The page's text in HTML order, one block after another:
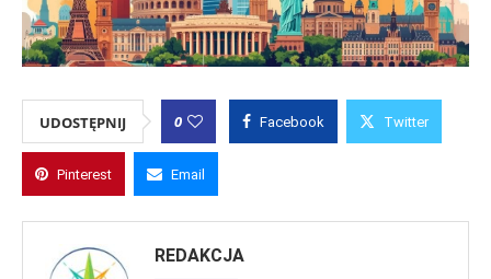
UDOSTĘPNIJ 0 Facebook Twitter
Pinterest Email
REDAKCJA